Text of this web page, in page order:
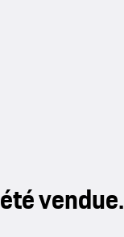
vendue.